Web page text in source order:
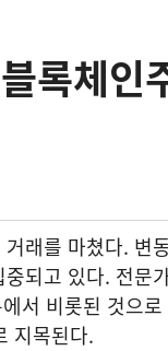
록체인
래를 마쳤다. 변
되고 있다. 전문
서 비롯된 것으
지목된다.